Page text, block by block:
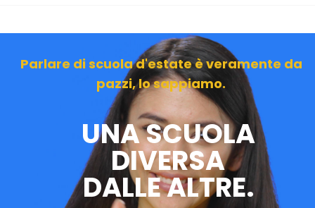
Parlare di scuola d'estate è veramente da
pazzi, lo sappiamo.
UNA SCUOLA
DIVERSA
DALLE ALTRE.